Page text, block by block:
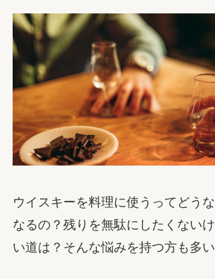
ウイスキーを料理に使うってどう
なるの？残りを無駄にしたくない
い道は？そんな悩みを持つ方も多い